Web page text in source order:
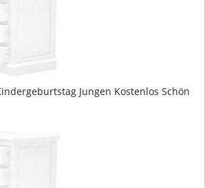
Jungen Kostenlos Schön